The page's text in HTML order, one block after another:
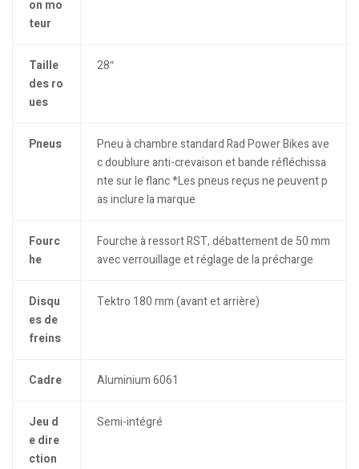
on mo
teur
Taille
des ro
ues
28″
Pneus
Pneu à chambre standard Rad Power Bikes ave
c doublure anti-crevaison et bande réfléchissa
nte sur le flanc *Les pneus reçus ne peuvent p
as inclure la marque
Fourc
he
Fourche à ressort RST, débattement de 50 mm
avec verrouillage et réglage de la précharge
Disqu
es de
freins
Tektro 180 mm (avant et arrière)
Cadre Aluminium 6061
Jeu d
e dire
ction
Semi-intégré